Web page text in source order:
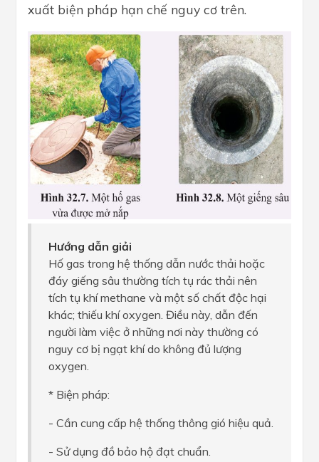
xuất biện pháp hạn chế nguy cơ trên.
Hướng dẫn giải
Hố gas trong hệ thống dẫn nước thải hoặc
đáy giếng sâu thường tích tụ rác thải nên
tích tụ khí methane và một số chất độc hại
khác; thiếu khí oxygen. Điều này, dẫn đến
người làm việc ở những nơi này thường có
nguy cơ bị ngạt khí do không đủ lượng
oxygen.
* Biện pháp:
- Cần cung cấp hệ thống thông gió hiệu quả.
- Sử dụng đồ bảo hộ đạt chuẩn.